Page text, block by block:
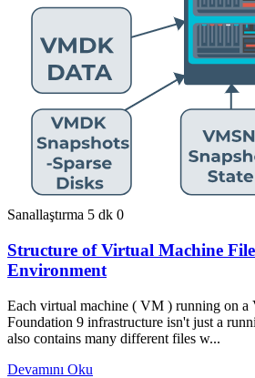
Sanallaştırma 5 dk 0
Structure of Virtual Machine
Environment
Each virtual machine ( VM ) running on
Foundation 9 infrastructure isn't just a
also contains many different files w...
Devamını Oku